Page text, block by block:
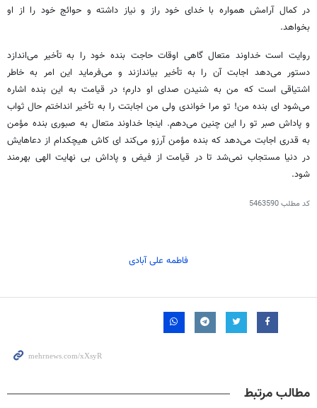
در کمال آرامش همواره با خدای خودراز و نیاز داشته و حوائج خود را از او
بخواهد.
روایت است خداوند متعال گاهی اوقات حاجت بنده خود را به تأخیر می‌اندازد
دستور می‌دهد اجابت آن را به تأخیر بیاندازند و می‌فرماید این امر به خاطر
اشتیاقی است که من به شنیدن صدای او دارم؛ درقیامت به این بنده اشاره
می‌شود ای بنده من! تو مرا خواندی ولی من اجابتت را به تأخیر انداختم حال ثواب
و پاداش صبر تو را این چنین می‌دهم. اینجا خداوند متعال به صبوریبنده مؤمن
به قدری اجابت می‌دهد که بنده مؤمن آرزو می‌کند ای کاش هیچکدام از دعاهایش
در دنیا مستجاب نمی‌شد تا در قیامتاز فیض و پاداش بی نهایت الهی بهرمند
شود.
کد مطلب5463590
فاطمه علی آبادی
مطالب مرتبط